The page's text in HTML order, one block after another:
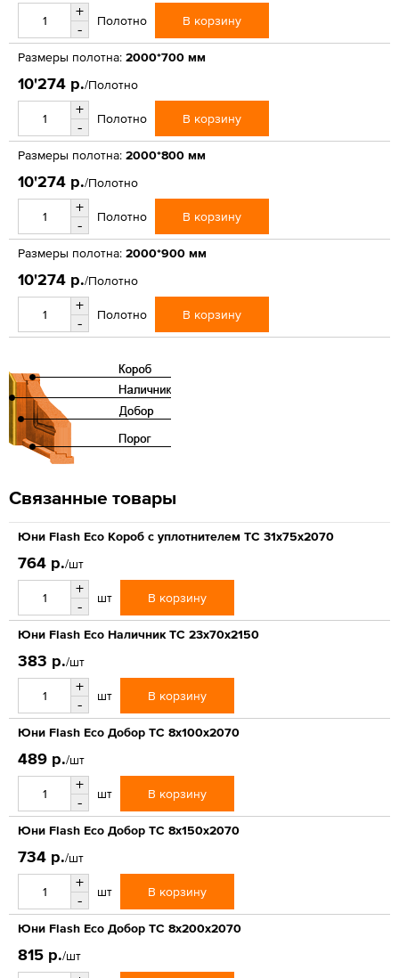
+
-
Полотно В корзину
Размеры полотна: 2000*700 мм
10'274 р./Полотно
+
-
Полотно В корзину
Размеры полотна: 2000*800 мм
10'274 р./Полотно
+
-
Полотно В корзину
Размеры полотна: 2000*900 мм
10'274 р./Полотно
+
-
Полотно В корзину
Связанные товары
Юни Flash Eco Короб с уплотнителем ТС 31x75x2070
764 р./шт
+
-
шт В корзину
Юни Flash Eco Наличник ТС 23x70x2150
383 р./шт
+
-
шт В корзину
Юни Flash Eco Добор ТС 8x100x2070
489 р./шт
+
-
шт В корзину
Юни Flash Eco Добор ТС 8x150x2070
734 р./шт
+
-
шт В корзину
Юни Flash Eco Добор ТС 8x200x2070
815 р./шт